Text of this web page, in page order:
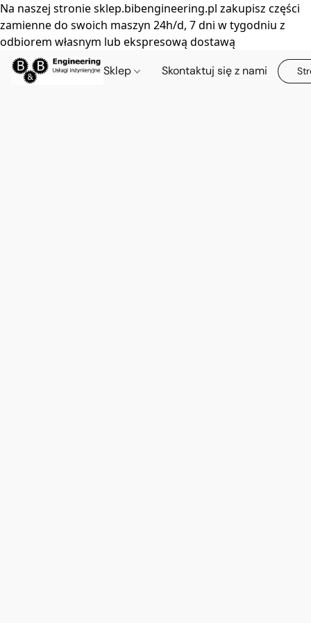
Na naszej stronie sklep.bibengineering.pl zakupisz części
zamienne do swoich maszyn 24h/d, 7 dni w tygodniu z
odbiorem własnym lub ekspresową dostawą
Sklep Skontaktuj się z nami